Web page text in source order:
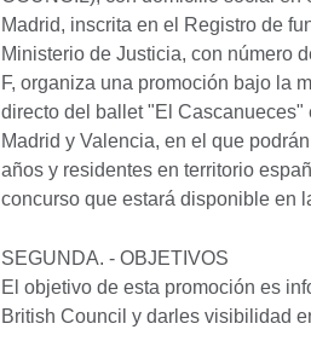
Madrid, inscrita en el Registro de
Ministerio de Justicia, con número
F, organiza una promoción bajo la
directo del ballet "El
Madrid y Valencia, en el que
años y residentes en territorio
concurso que estará disponible en
SEGUNDA. - OBJETIVOS
El objetivo de esta promoción es
British Council y darles visibilidad